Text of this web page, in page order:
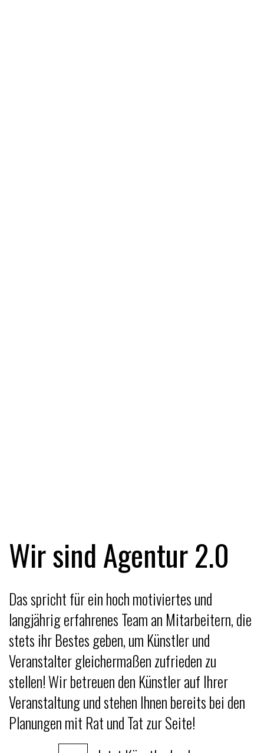
Wir sind Agentur 2.0
Das spricht für ein hoch motiviertes und
langjährig erfahrenes Team an Mitarbeitern, die
stets ihr Bestes geben, um Künstler und
Veranstalter gleichermaßen zufrieden zu
stellen! Wir betreuen den Künstler auf Ihrer
Veranstaltung und stehen Ihnen bereits bei den
Planungen mit Rat und Tat zur Seite!